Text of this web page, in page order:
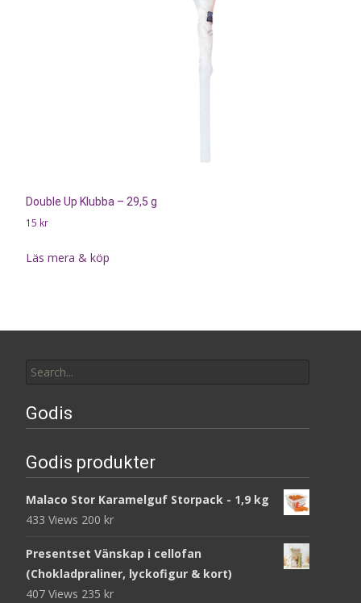
Double Up Klubba – 29,5 g
15 kr
Läs mera & köp
for:
Godis
Godis produkter
Malaco Stor Karamelguf Storpack - 1,9 kg
433 Views 200 kr
Presentset Vänskap i cellofan
(Chokladpraliner, lyckofigur & kort)
407 Views 235 kr